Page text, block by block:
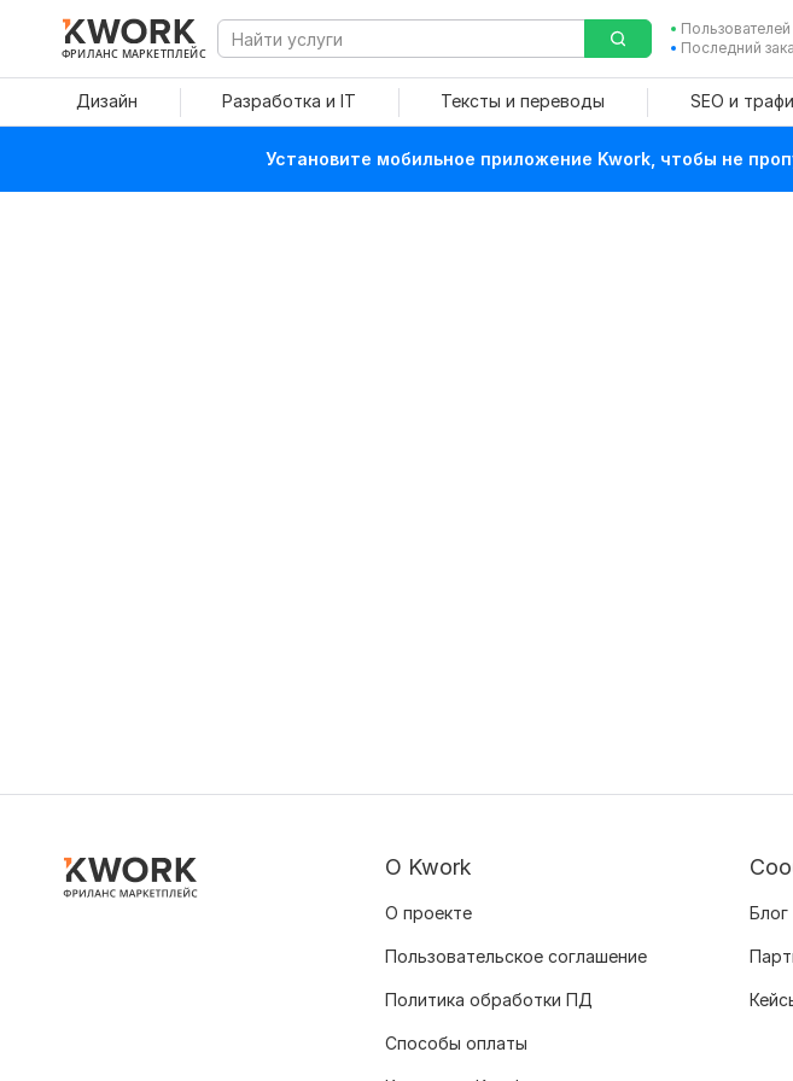
ФРИЛАНС МАРКЕТПЛЕЙС
Последний
Дизайн Разработка и IT Тексты и переводы SEO и
Установите мобильное приложение Kwork, чтобы не
О Kwork
О проекте
Пользовательское соглашение
Политика обработки ПД
Способы оплаты
Блог